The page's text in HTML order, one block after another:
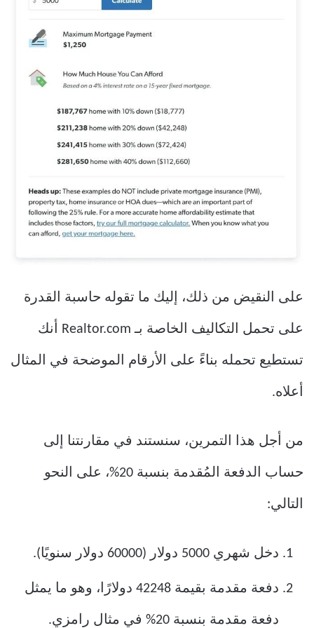
على النقيض من ذلك، إليك ما تقوله حاسبة القدرة
على تحمل التكاليف الخاصة بـ Realtor.com أنك
تستطيع تحمله بناءً على الأرقام الموضحة في المثال
أعلاه.
من أجل هذا التمرين، سنستند في مقارنتنا إلى
حساب الدفعة المُقدمة بنسبة 20%، على النحو
التالي:
دخل شهري 5000 دولار (60000 دولار سنويًا).
دفعة مقدمة بقيمة 42248 دولارًا، وهو ما يمثل
دفعة مقدمة بنسبة 20% في مثال رامزي.